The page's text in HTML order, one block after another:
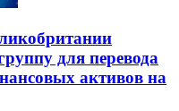
для перевода
активов на